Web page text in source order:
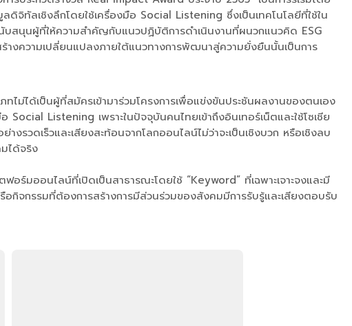
จิทัลเชิงลึกโดยใช้เครื่องมือ Social Listening ซึ่งเป็นเทคโนโลยีที่ใช้ใน
บสนุนผู้ที่ให้ความสำคัญกับแนวปฏิบัติการดำเนินงานที่ผนวกแนวคิด ESG
งความเปลี่ยนแปลงภายใต้แนวทางการพัฒนาสู่ความยั่งยืนนั้นเป็นการ
ไม่ได้เป็นผู้ที่สมัครเข้ามาร่วมโครงการเพื่อแข่งขันประชันผลงานของตนเอง
Listening เพราะในปัจจุบันคนไทยเข้าถึงอินเทอร์เน็ตและใช้โซเชีย
วดเร็วและเสียงสะท้อนจากโลกออนไลน์ไม่ว่าจะเป็นเชิงบวก หรือเชิงลบ
มได้จริง
ร์มออนไลน์ที่เปิดเป็นสาธารณะโดยใช้ “Keyword” ที่เฉพาะเจาะจงและมี
กิจกรรมที่ต้องการสร้างการมีส่วนร่วมของสังคมมีการรับรู้และเสียงตอบรับ